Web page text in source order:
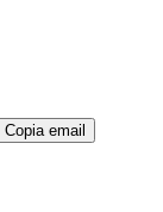
Copia email